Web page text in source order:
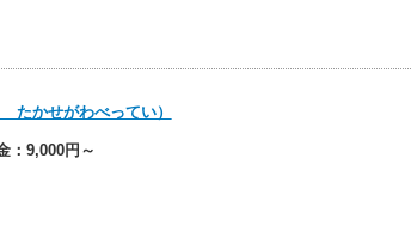
たかせがわべってい）
9,000円～